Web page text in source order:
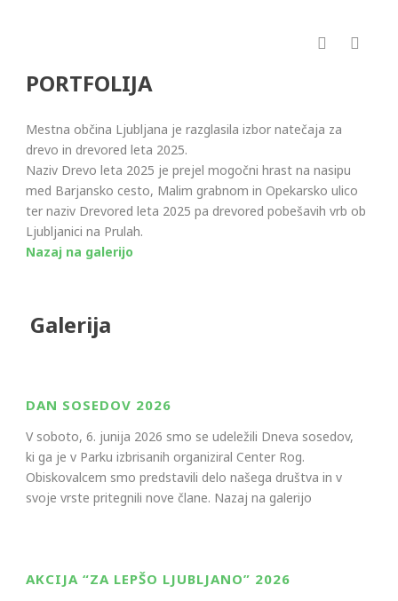
PORTFOLIJA
Mestna občina Ljubljana je razglasila izbor natečaja za
drevo in drevored leta 2025.
Naziv Drevo leta 2025 je prejel mogočni hrast na nasipu
med Barjansko cesto, Malim grabnom in Opekarsko ulico
ter naziv Drevored leta 2025 pa drevored pobešavih vrb ob
Ljubljanici na Prulah.
Nazaj na galerijo
Galerija
DAN SOSEDOV 2026
V soboto, 6. junija 2026 smo se udeležili Dneva sosedov,
ki ga je v Parku izbrisanih organiziral Center Rog.
Obiskovalcem smo predstavili delo našega društva in v
svoje vrste pritegnili nove člane. Nazaj na galerijo
AKCIJA “ZA LEPŠO LJUBLJANO” 2026